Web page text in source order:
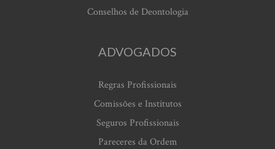
Conselhos de Deontologia
ADVOGADOS
Regras Profissionais
Comissões e Institutos
Seguros Profissionais
Pareceres da Ordem